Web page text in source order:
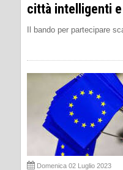
città intelligenti
Il bando per partecipare
Domenica 02 Luglio 2023